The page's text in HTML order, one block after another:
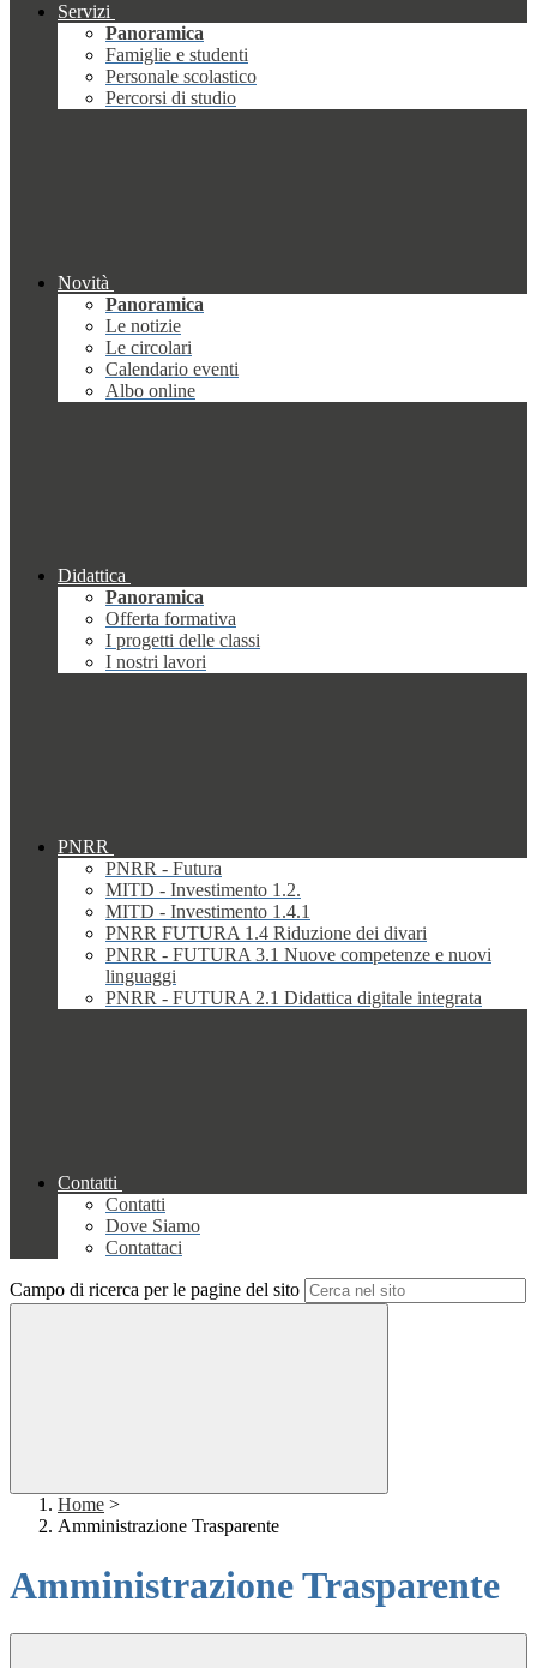
Servizi
Panoramica
Famiglie e studenti
Personale scolastico
Percorsi di studio
Novità
Panoramica
Le notizie
Le circolari
Calendario eventi
Albo online
Didattica
Panoramica
Offerta formativa
I progetti delle classi
I nostri lavori
PNRR
PNRR - Futura
MITD - Investimento 1.2.
MITD - Investimento 1.4.1
PNRR FUTURA 1.4 Riduzione dei divari
PNRR - FUTURA 3.1 Nuove competenze e nuovi
linguaggi
PNRR - FUTURA 2.1 Didattica digitale integrata
Contatti
Contatti
Dove Siamo
Contattaci
Campo di ricerca per le pagine del sito
Home >
Amministrazione Trasparente
Amministrazione Trasparente